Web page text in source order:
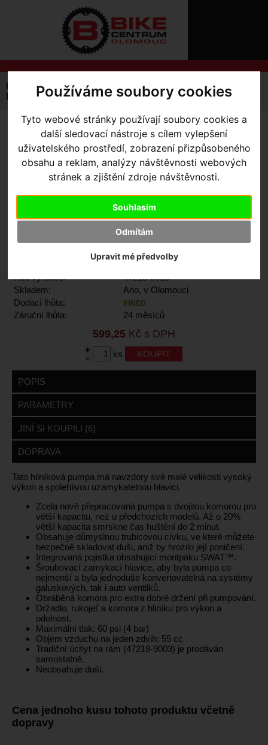
Používáme soubory cookies
Tyto webové stránky používají soubory cookies a
další sledovací nástroje s cílem vylepšení
uživatelského prostředí, zobrazení přizpůsobeného
obsahu a reklam, analýzy návštěvnosti webových
stránek a zjištění zdroje návštěvnosti.
Souhlasím
Odmítám
Upravit mé předvolby
O
NÁKUPU
SLUŽBY
REGISTRACE
ZTRATILI
Úvodní strana Výbava pro kolo
Pumpy
Pumpy malé
Air Tool MTB Mini Pump
AIR TOOL MTB MINI PUMP
Specialized
Kód výrobce:
47218-3010
Skladem:
Ano, v Olomouci
Dodací lhůta:
IHNED
Záruční lhůta: 24 měsíců
599,25 Kč s DPH
+
-
ks
POPIS
PARAMETRY
JINÍ SI KOUPILI (6)
DOPRAVA
Tato hliníková pumpa má navzdory své malé velikosti vysoký
výkon a spolehlivou uzamykatelnou hlavici.
Zcela nově přepracovaná pumpa s dvojitou komorou pro
větší kapacitu, než u předchozích modelů. Až o 20%
větší kapacita smrskne čas huštění do 2 minut.
Obsahuje důmyslnou trubicovou cívku, ve které můžete
bezpečně skladovat duši, aniž by hrozilo její poničení.
Integrovaná pojistka obsahující montpáku SWAT™.
Šroubovací zamykací hlavice, aby byla pumpa co
nejmenší a byla jednoduše konvertovatelná na systémy
galuskových, tak i auto ventilků.
Obráběná komora pro extra dobré držení při pumpování.
Držadlo, rukojeť a komora z hliníku pro výkon a
odolnost.
Maximální tlak: 60 psi (4 bar)
Objem vzduchu na jeden zdvih: 55 cc
Tradiční úchyt na rám (47218-9003) je prodáván
samostatně.
Neobsahuje duši.
Cena jednoho kusu tohoto produktu včetně
dopravy